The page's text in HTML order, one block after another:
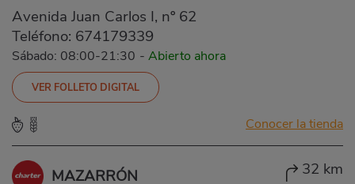
Avenida Juan Carlos I, nº 62
Teléfono: 674179339
Sábado: 08:00-21:30 - Abierto ahora
VER FOLLETO DIGITAL
Conocer la tienda
MAZARRÓN 32 km